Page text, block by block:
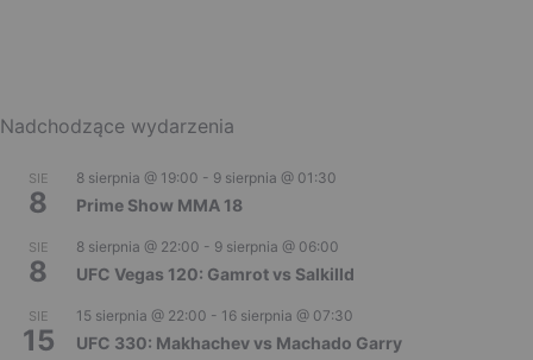
Nadchodzące wydarzenia
SIE
8
8 sierpnia @ 19:00 - 9 sierpnia @ 01:30
Prime Show MMA 18
SIE
8
8 sierpnia @ 22:00 - 9 sierpnia @ 06:00
UFC Vegas 120: Gamrot vs Salkilld
SIE
15
15 sierpnia @ 22:00 - 16 sierpnia @ 07:30
UFC 330: Makhachev vs Machado Garry